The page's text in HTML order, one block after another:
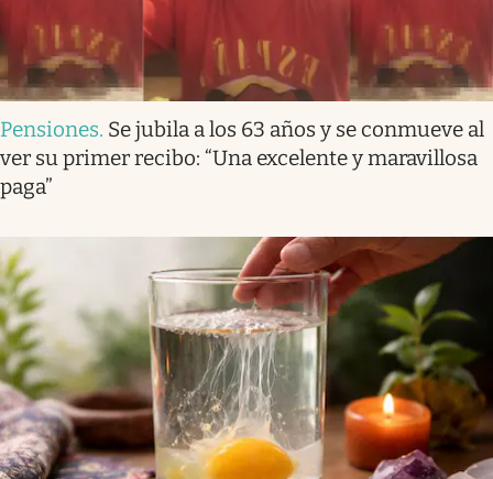
Pensiones. Se jubila a los 63 años y se conmueve al
ver su primer recibo: “Una excelente y maravillosa
paga”